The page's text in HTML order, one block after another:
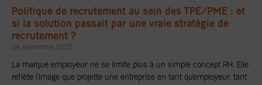
Politique de recrutement au sein des TPE/PME : et
si la solution passait par une vraie stratégie de
recrutement ?
24 septembre 2025
La marque employeur ne se limite plus à un simple concept RH. Elle
reflète l’image que projette une entreprise en tant qu’employeur, tant